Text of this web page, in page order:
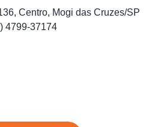
Centro, Mogi das Cruzes/SP
4799-37174